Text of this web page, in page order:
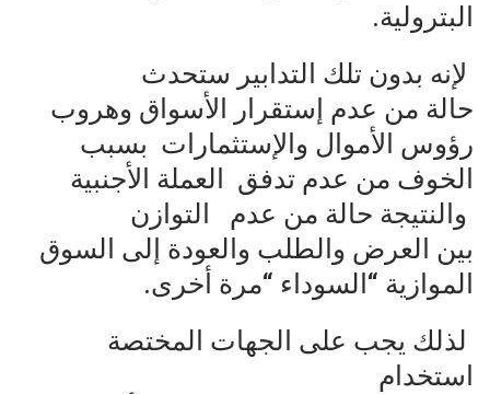
البترولية.
لإنه بدون تلك التدابير ستحدث
حالة من عدم إستقرار الأسواق وهروب
رؤوس الأموال والإستثمارات بسبب
الخوف من عدم تدفق العملة الأجنبية
والنتيجة حالة من عدم التوازن
بين العرض والطلب والعودة إلى السوق
الموازية “السوداء “مرة أخرى.
لذلك يجب على الجهات المختصة
استخدام